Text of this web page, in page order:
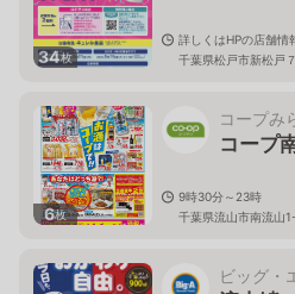
34枚
詳しくはHPの店舗情
千葉県松戸市新松戸
6枚
コープみ
コープ
9時30分～23時
千葉県流山市南流山
ビッグ・